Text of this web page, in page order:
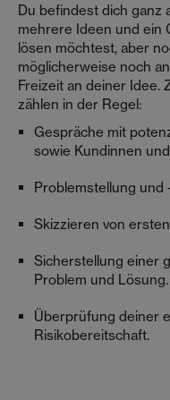
Du befindest dich ganz
mehrere Ideen und ein
lösen möchtest, aber
möglicherweise noch
Freizeit an deiner Idee.
zählen in der Regel:
Gespräche mit
sowie Kundinnen
Problemstellung und
Skizzieren von
Sicherstellung einer
Problem und Lösung.
Überprüfung deiner
Risikobereitschaft.